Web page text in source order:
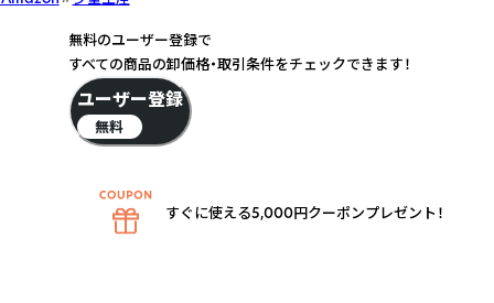
無料のユーザー登録で
すべての商品の卸価格・取引条件をチェックできます！
ユーザー登録
無料
すぐに使える5,000円クーポンプレゼント！